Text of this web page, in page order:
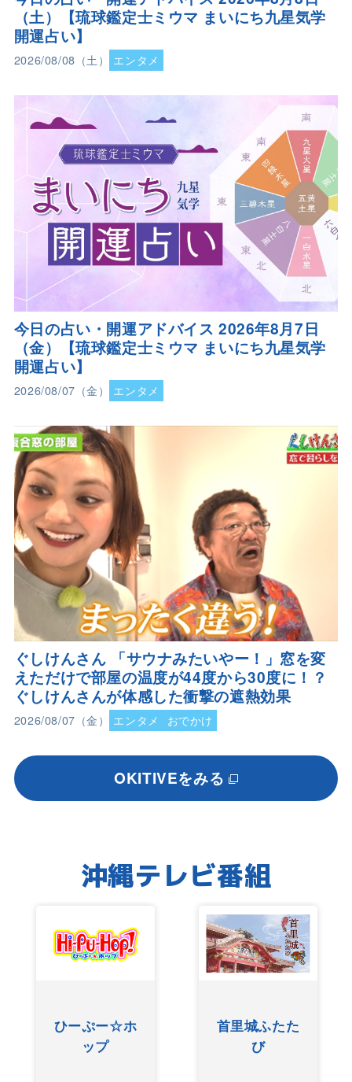
（土）【琉球鑑定士ミウマ まいにち九星気学
開運占い】
2026/08/08（土） エンタメ
今日の占い・開運アドバイス 2026年8月7日
（金）【琉球鑑定士ミウマ まいにち九星気学
開運占い】
2026/08/07（金） エンタメ
ぐしけんさん 「サウナみたいやー！」窓を変
えただけで部屋の温度が44度から30度に！？
ぐしけんさんが体感した衝撃の遮熱効果
2026/08/07（金） エンタメ おでかけ
OKITIVEをみる
沖縄テレビ番組
首里城ふたた
ぐしけんさん